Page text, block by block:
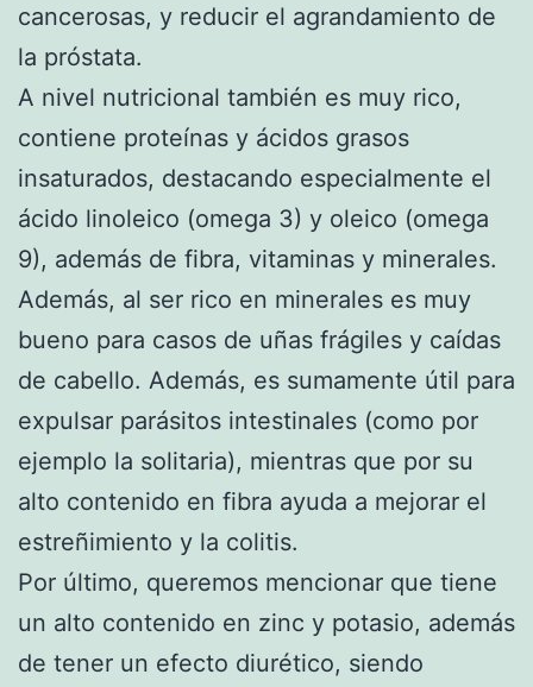
cancerosas, y reducir el agrandamiento de
la próstata.
A nivel nutricional también es muy rico,
contiene proteínas y ácidos grasos
insaturados, destacando especialmente el
ácido linoleico (omega 3) y oleico (omega
9), además de fibra, vitaminas y minerales.
Además, al ser rico en minerales es muy
bueno para casos de uñas frágiles y caídas
de cabello. Además, es sumamente útil para
expulsar parásitos intestinales (como por
ejemplo la solitaria), mientras que por su
alto contenido en fibra ayuda a mejorar el
estreñimiento y la colitis.
Por último, queremos mencionar que tiene
un alto contenido en zinc y potasio, además
de tener un efecto diurético, siendo